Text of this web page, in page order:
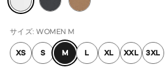
サイズ: WOMEN M
XS S M L XL XXL 3XL